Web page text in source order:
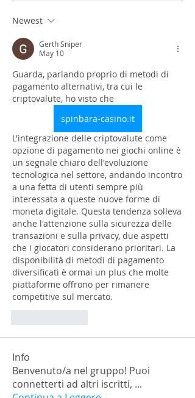
Newest
Gerth Sniper
May 10
Guarda, parlando proprio di metodi di
pagamento alternativi, tra cui le
criptovalute, ho visto che
spinbara-casino.it
L'integrazione delle criptovalute come
opzione di pagamento nei giochi online è
un segnale chiaro dell'evoluzione
tecnologica nel settore, andando incontro
a una fetta di utenti sempre più
interessata a queste nuove forme di
moneta digitale. Questa tendenza solleva
anche l'attenzione sulla sicurezza delle
transazioni e sulla privacy, due aspetti
che i giocatori considerano prioritari. La
disponibilità di metodi di pagamento
diversificati è ormai un plus che molte
piattaforme offrono per rimanere
competitive sul mercato.
Info
Benvenuto/a nel gruppo! Puoi
connetterti ad altri iscritti, ...